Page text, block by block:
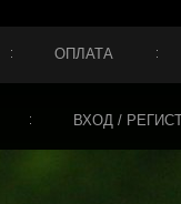
ОПЛАТА
ВХОД /